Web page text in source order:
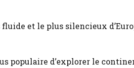
et le plus silencieux
populaire d’explorer le